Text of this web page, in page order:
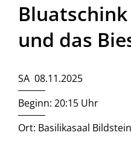
und das
SA 08.11.2025
Beginn: 20:15 Uhr
Ort: Basilikasaal Bildstein